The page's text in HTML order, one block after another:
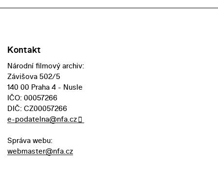
Kontakt
Národní filmový archiv:
Závišova 502/5
140 00 Praha 4 - Nusle
IČO: 00057266
DIČ: CZ00057266
e-podatelna@nfa.cz
Správa webu:
webmaster@nfa.cz